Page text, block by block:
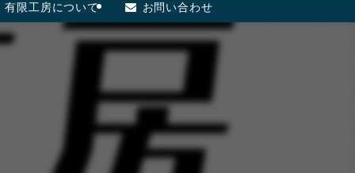
有限工房について お問い合わせ